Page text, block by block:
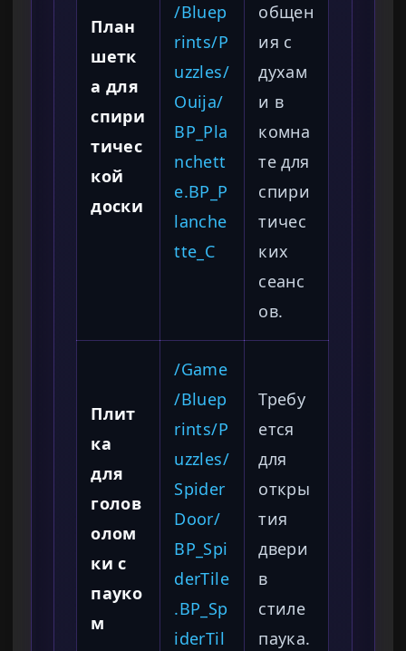
План
шетк
а для
спири
тичес
кой
доски
/Bluep
rints/P
uzzles/
Ouija/
BP_Pla
nchett
e.BP_P
lanche
tte_C
общен
ия с
духам
и в
комна
те для
спири
тичес
ких
сеанс
ов.
Плит
ка
для
голов
олом
ки с
пауко
м
/Game
/Bluep
rints/P
uzzles/
Spider
Door/
BP_Spi
derTile
.BP_Sp
iderTil
Требу
ется
для
откры
тия
двери
в
стиле
паука.